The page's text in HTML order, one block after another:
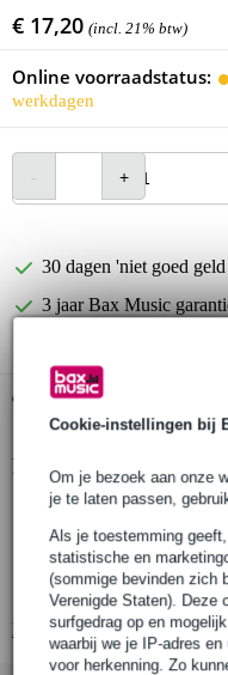
Cookie-instellingen bij
Om je bezoek aan onze
je te laten passen,
Als je toestemming
statistische en
(sommige bevinden zich
Verenigde Staten). Deze
surfgedrag op en
waarbij we je IP-adres en
voor herkenning. Zo
€ 17,20 (incl. 21% btw)
Online voorraadstatus:
werkdagen
30 dagen 'niet goed
3 jaar Bax Music
Gratis ophalen in de
Productinformatie
aantal stuks: 1
geleverd inclusief: 1x
volbereikluidspreker
weee-registratienummer:
Bekijk alle